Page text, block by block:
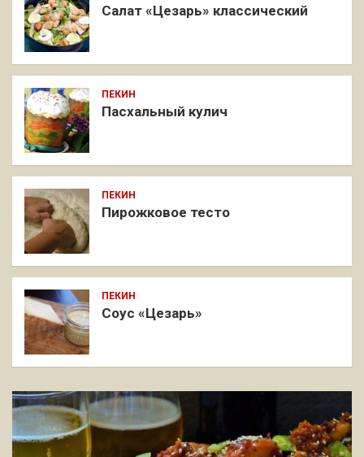
Салат «Цезарь» классический
ПЕКИН
Пасхальный кулич
ПЕКИН
Пирожковое тесто
ПЕКИН
Соус «Цезарь»